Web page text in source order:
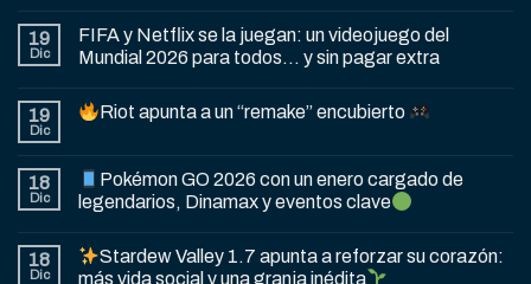
19
Dic
FIFA y Netflix se la juegan: un videojuego del
Mundial 2026 para todos… y sin pagar extra
19
Dic
Riot apunta a un “remake” encubierto
18
Dic
Pokémon GO 2026 con un enero cargado de
legendarios, Dinamax y eventos clave
18
Dic
Stardew Valley 1.7 apunta a reforzar su corazón:
más vida social y una granja inédita